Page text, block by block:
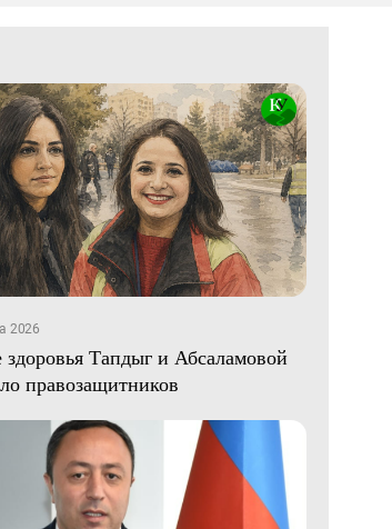
2026
здоровья Тапдыг и Абсаламовой
правозащитников